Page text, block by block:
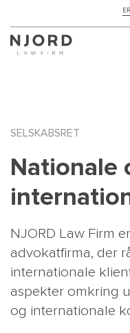
TOP
MENU
SELSKABSRET
Nationale
NJORD Law Firm
advokatfirma, der
internationale
aspekter omkring
og internationale